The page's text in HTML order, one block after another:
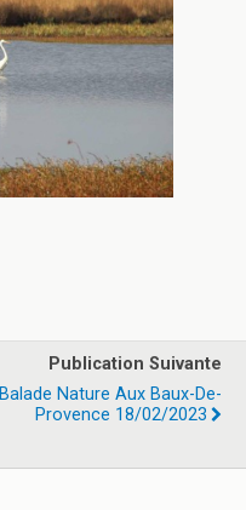
Publication Suivante
Balade Nature Aux Baux-De-
Provence 18/02/2023